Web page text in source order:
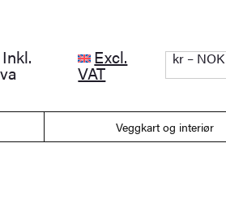
Inkl. Excl.
VAT
kr – NOK
Veggkart og interiør